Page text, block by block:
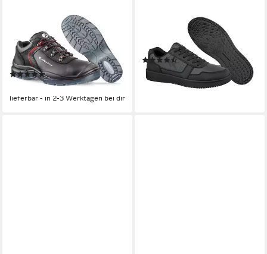
ALBATROS GRAVITATION
LOW Sicherheitsschuh S3
Sicherheitsschuh
Ölbeständige Laufsohle
(3)
ab 67,99 €
lieferbar - in 2-3 Werktagen bei dir
ALBATROS SQUAD ST LOW
Berufsschuh O2 Berufsschuh
Vegan
(2)
63,99 €
lieferbar - in 2-3 Werktagen bei dir